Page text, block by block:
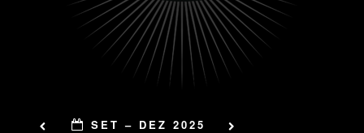
SET – DEZ 2025